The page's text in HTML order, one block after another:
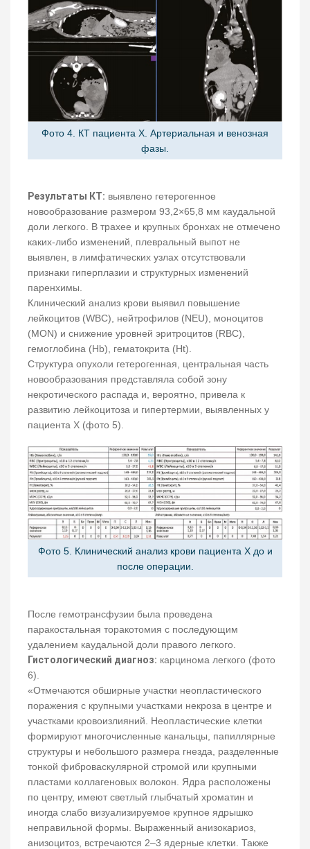
Фото 4. КТ пациента Х. Артериальная и венозная
фазы.
Результаты КТ: выявлено гетерогенное
новообразование размером 93,2×65,8 мм каудальной
доли легкого. В трахее и крупных бронхах не отмечено
каких-либо изменений, плевральный выпот не
выявлен, в лимфатических узлах отсутствовали
признаки гиперплазии и структурных изменений
паренхимы.
Клинический анализ крови выявил повышение
лейкоцитов (WBC), нейтрофилов (NEU), моноцитов
(MON) и снижение уровней эритроцитов (RBC),
гемоглобина (Hb), гематокрита (Ht).
Структура опухоли гетерогенная, центральная часть
новообразования представляла собой зону
некротического распада и, вероятно, привела к
развитию лейкоцитоза и гипертермии, выявленных у
пациента Х (фото 5).
Фото 5. Клинический анализ крови пациента Х до и
после операции.
После гемотрансфузии была проведена
паракостальная торакотомия с последующим
удалением каудальной доли правого легкого.
Гистологический диагноз: карцинома легкого (фото
6).
«Отмечаются обширные участки неопластического
поражения с крупными участками некроза в центре и
участками кровоизлияний. Неопластические клетки
формируют многочисленные канальцы, папиллярные
структуры и небольшого размера гнезда, разделенные
тонкой фиброваскулярной стромой или крупными
пластами коллагеновых волокон. Ядра расположены
по центру, имеют светлый глыбчатый хроматин и
иногда слабо визуализируемое крупное ядрышко
неправильной формы. Выраженный анизокариоз,
анизоцитоз, встречаются 2–3 ядерные клетки. Также